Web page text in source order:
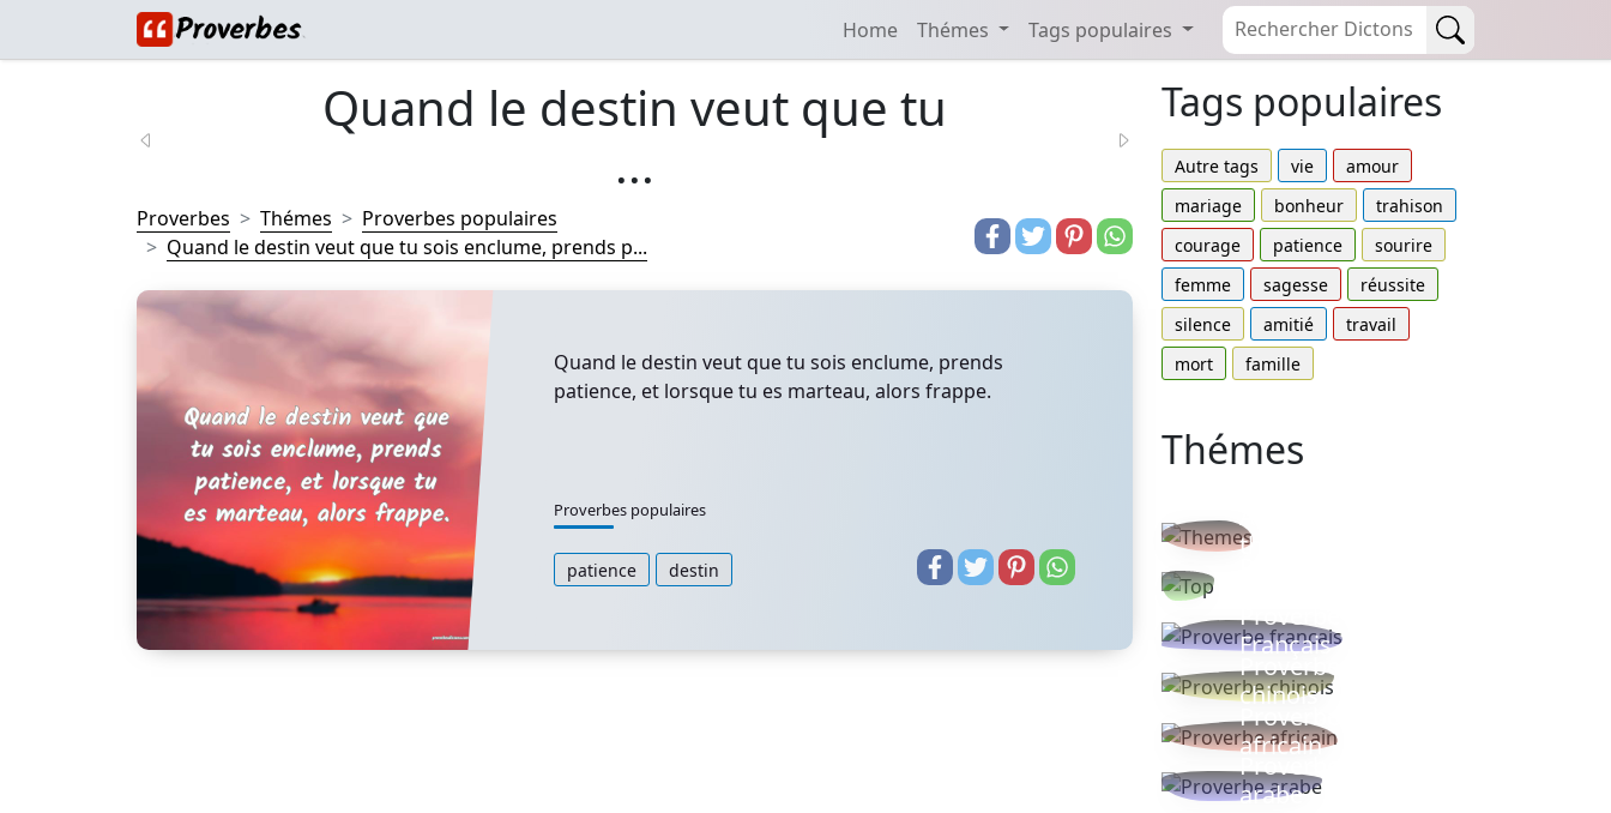
Home Thémes Tags populaires
Quand le destin veut que tu
...
Proverbes Thémes
Proverbes populaires
Quand le destin veut que tu sois enclume, prends p...
Quand le destin veut que tu sois enclume, prends
patience, et lorsque tu es marteau, alors frappe.
Proverbes populaires
patience destin
Tags populaires
Autre tags vie
amour
mariage
bonheur
trahison
courage
patience
sourire
femme
sagesse
réussite
silence
amitié
travail
mort
famille
Thémes
thèmes
Proverbe
Français
Proverbe
chinois
Proverbe
africain
Proverbe
arabe